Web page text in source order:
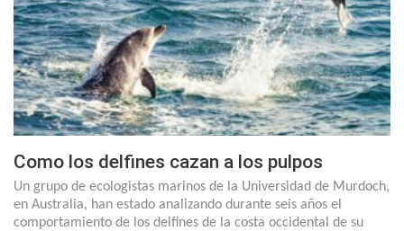
Como los delfines cazan a los pulpos
Un grupo de ecologistas marinos de la Universidad de Murdoch,
en Australia, han estado analizando durante seis años el
comportamiento de los delfines de la costa occidental de su